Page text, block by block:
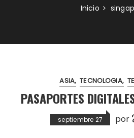
Inicio
ASIA TECNOLOGIA
PASAPORTES
septiembre 27 por